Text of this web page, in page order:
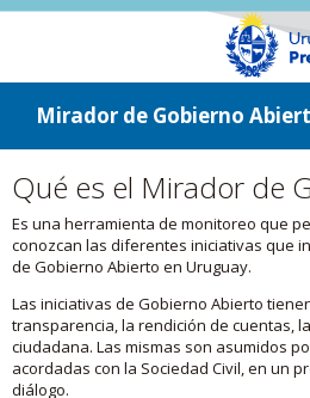
ir a contenido
ir al menú
Mirador de Gobierno
Qué es el Mirador de
Es una herramienta de monitoreo que
conozcan las diferentes iniciativas que
de Gobierno Abierto en Uruguay.
Las iniciativas de Gobierno Abierto
transparencia, la rendición de cuentas,
ciudadana. Las mismas son asumidos
acordadas con la Sociedad Civil, en un
diálogo.